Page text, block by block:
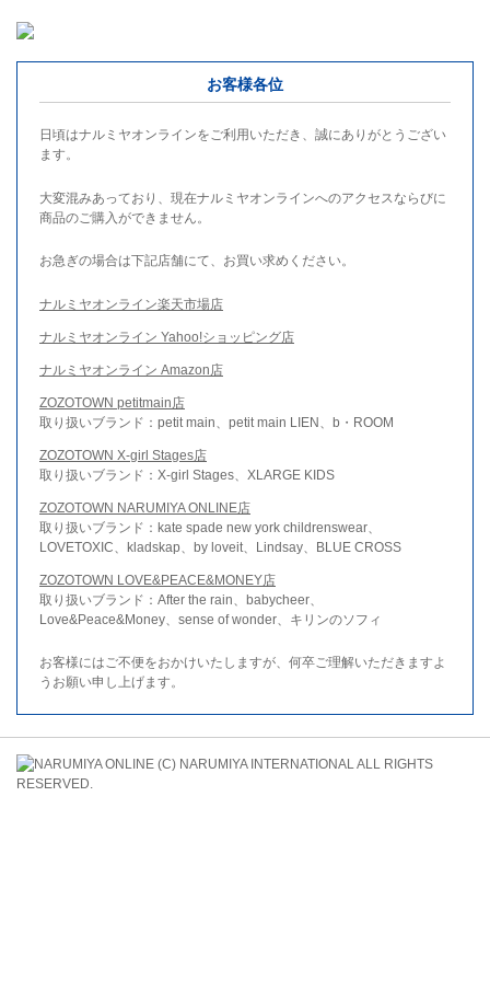
お客様各位
日頃はナルミヤオンラインをご利用いただき、誠にありがとうござい
ます。
大変混みあっており、現在ナルミヤオンラインへのアクセスならびに
商品のご購入ができません。
お急ぎの場合は下記店舗にて、お買い求めください。
ナルミヤオンライン楽天市場店
ナルミヤオンライン Yahoo!ショッピング店
ナルミヤオンライン Amazon店
ZOZOTOWN petitmain店
取り扱いブランド：petit main、petit main LIEN、b・ROOM
ZOZOTOWN X-girl Stages店
取り扱いブランド：X-girl Stages、XLARGE KIDS
ZOZOTOWN NARUMIYA ONLINE店
取り扱いブランド：kate spade new york childrenswear、
LOVETOXIC、kladskap、by loveit、Lindsay、BLUE CROSS
ZOZOTOWN LOVE&PEACE&MONEY店
取り扱いブランド：After the rain、babycheer、
Love&Peace&Money、sense of wonder、キリンのソフィ
お客様にはご不便をおかけいたしますが、何卒ご理解いただきますよ
うお願い申し上げます。